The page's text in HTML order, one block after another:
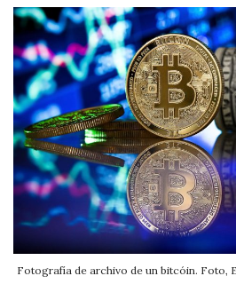
Fotografía de archivo de un bitcóin. Foto,